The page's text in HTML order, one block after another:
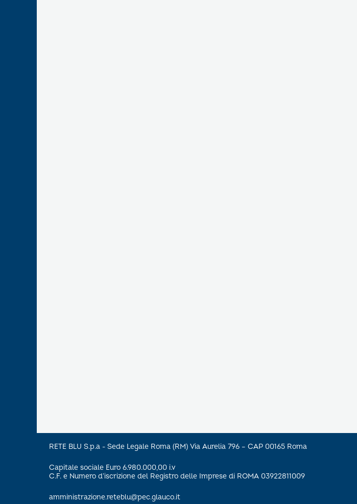
RETE BLU S.p.a - Sede Legale Roma (RM) Via Aurelia 796 – CAP 00165 Roma
Capitale sociale Euro 6.980.000,00 i.v
C.F. e Numero d’iscrizione del Registro delle Imprese di ROMA 03922811009
amministrazione.reteblu@pec.glauco.it